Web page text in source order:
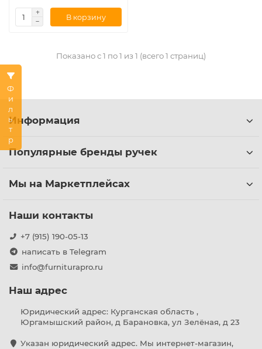
Фильтр
В корзину
Показано с 1 по 1 из 1 (всего 1 страниц)
Информация
Популярные бренды ручек
Мы на Маркетплейсах
Наши контакты
+7 (915) 190-05-13
написать в Telegram
info@furniturapro.ru
Наш адрес
Юридический адрес: Курганская область ,
Юргамышский район, д Барановка, ул Зелёная, д 23
Указан юридический адрес. Мы интернет-магазин,